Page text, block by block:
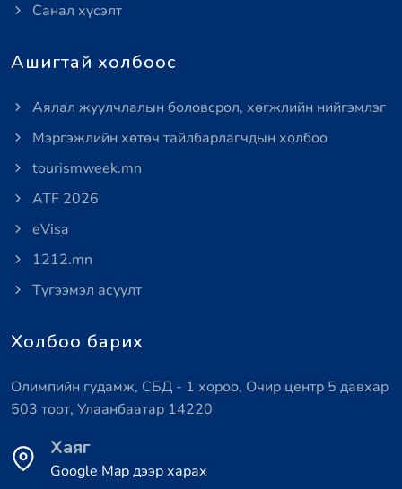
Санал хүсэлт
Ашигтай холбоос
Аялал жуулчлалын боловсрол, хөгжлийн нийгэмлэг
Мэргэжлийн хөтөч тайлбарлагчдын холбоо
tourismweek.mn
ATF 2026
eVisa
1212.mn
Түгээмэл асуулт
Холбоо барих
Олимпийн гудамж, СБД - 1 хороо, Очир центр 5 давхар
503 тоот, Улаанбаатар 14220
Хаяг
Google Map дээр харах